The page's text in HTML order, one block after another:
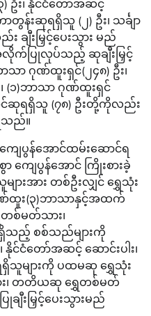
ဦး၊ နိုင်ငံတော်အဆင့်
ကာတွန်းဆုရရှိသူ (၂) ဦး၊ သင်္ချာ
ျီးမြှင့်ပေးသွား မည်
အလိုက်ပြုလုပ်သည့် ဆုချီးမြှင့်
ာသာ ဂုဏ်ထူးရှင်(၂၄၈) ဦး၊
(၁)ဘာသာ ဂုဏ်ထူးရှင်
င်ဆုရရှိသူ (၇၈) ဦးတို့ကိုလည်း
သည်။
ေပွန်အောင်ထမ်းဆောင်ရ
ကျေပွန်အောင် ကြိုးစားခဲ့
းအား တစ်ဦးလျှင် ရွှေသုံး
ထူး(၃)ဘာသာနှင့်အထက်
တစ်မတ်သား၊
သည့် စစ်သည်များကို
င်ငံတော်အဆင့် ဆောင်းပါး၊
ရရှိသူများကို ပထမဆု ရွှေသုံး
ား၊ တတိယဆု ရွှေတစ်မတ်
ျီးမြှင့်ပေးသွားမည်